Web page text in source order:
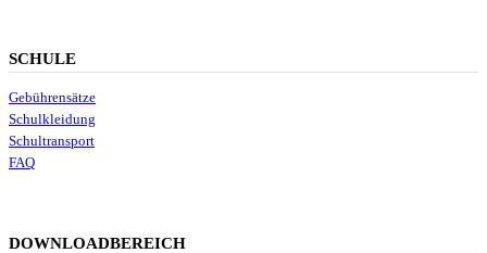
SCHULE
Gebührensätze
Schulkleidung
Schultransport
FAQ
DOWNLOADBEREICH